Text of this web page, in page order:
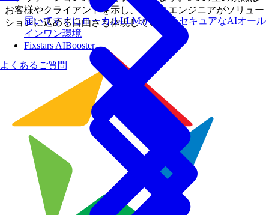
届いてすぐにローカルLLMが使えるセキュアなAIオール
インワン環境
Fixstars AIBooster
よくあるご質問
お客様やクライアントを示し、また各エンジニアがソリュー
ションに込める自由さも体現しています。